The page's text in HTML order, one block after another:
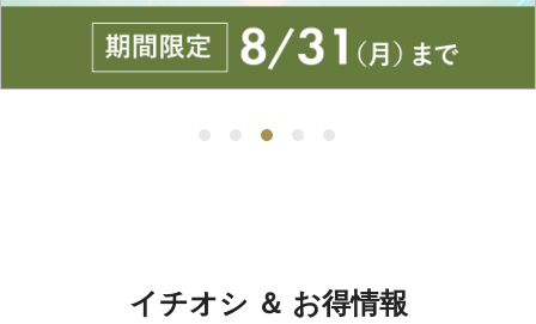
イチオシ ＆ お得情報